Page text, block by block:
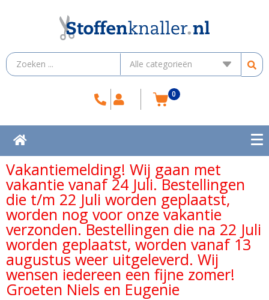
0
Vakantiemelding! Wij gaan met
vakantie vanaf 24 Juli. Bestellingen
die t/m 22 Juli worden geplaatst,
worden nog voor onze vakantie
verzonden. Bestellingen die na 22 Juli
worden geplaatst, worden vanaf 13
augustus weer uitgeleverd. Wij
wensen iedereen een fijne zomer!
Groeten Niels en Eugenie